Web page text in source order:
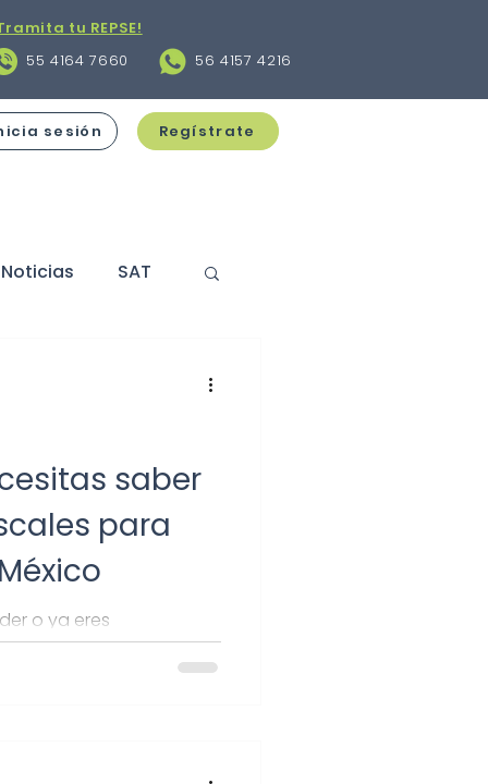
tu REPSE!
55 4164 7660
56 4157 4216
sesión Regístrate
Noticias SAT
Freelance
saber
para
o ya eres
saber sobre temas